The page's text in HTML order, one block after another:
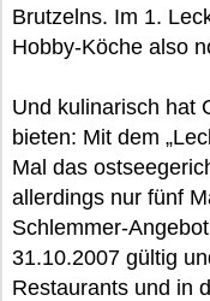
Brutzelns. Im 1.
Hobby-Köche also
Und kulinarisch hat
bieten: Mit dem
Mal das
allerdings nur fünf
Schlemmer-
31.10.2007 gültig
Restaurants und in